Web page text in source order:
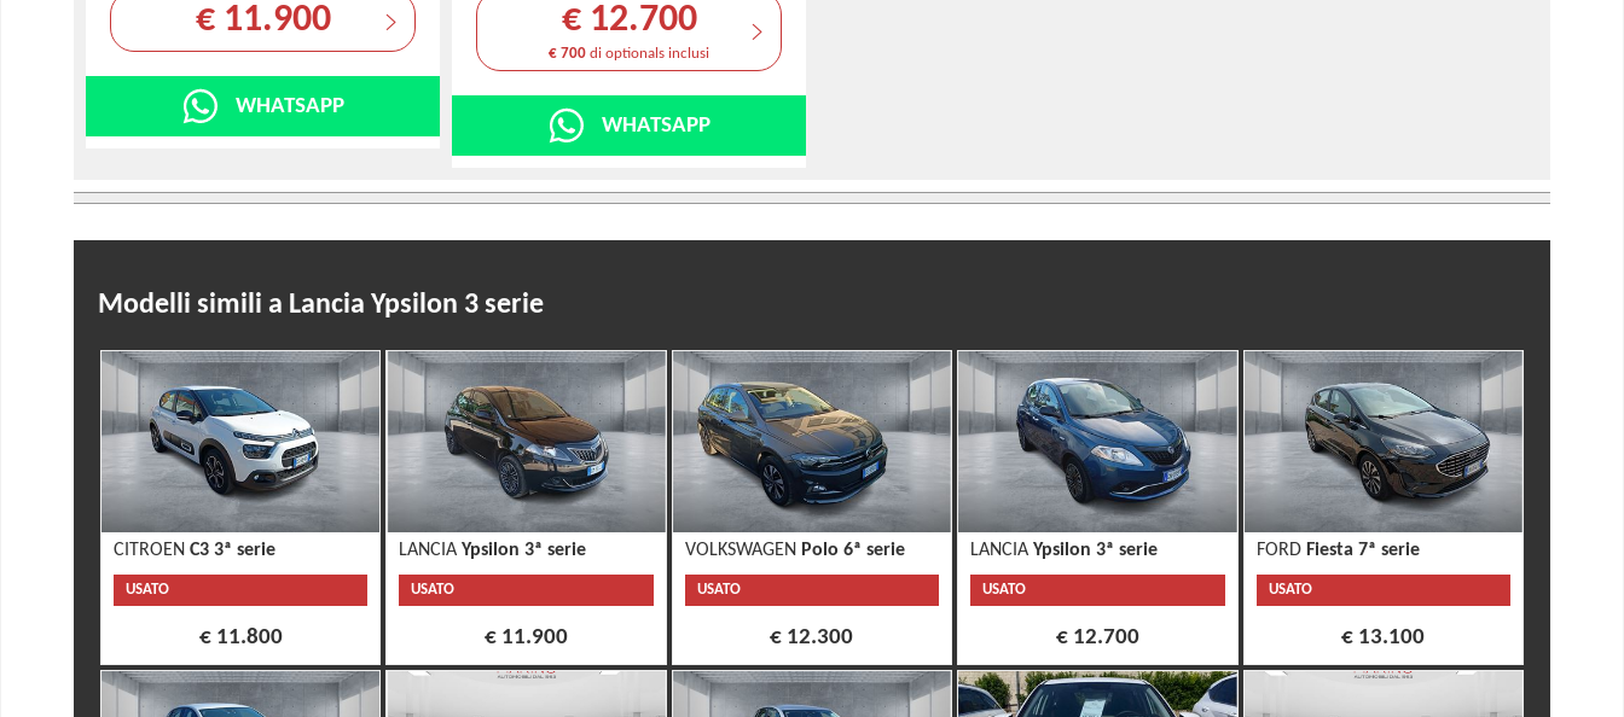
€ 11.900
WHATSAPP
€ 12.700
€ 700 di optionals inclusi
WHATSAPP
Modelli simili a Lancia Ypsilon 3 serie
CITROEN C3 3ª serie
USATO
€ 11.800
LANCIAYpsilon 3ª serie
USATO
€ 11.900
VOLKSWAGEN Polo 6ª serie
USATO
€ 12.300
LANCIAYpsilon 3ª serie
USATO
€ 12.700
FORD Fiesta 7ª serie
USATO
€ 13.100